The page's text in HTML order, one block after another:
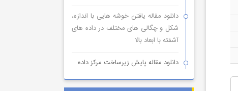
دانلود مقاله یافتن خوشه هایی با اندازه،
شکل و چگالی های مختلف در داده های
آشفته با ابعاد بالا
دانلود مقاله پایش زیرساخت مرکز داده